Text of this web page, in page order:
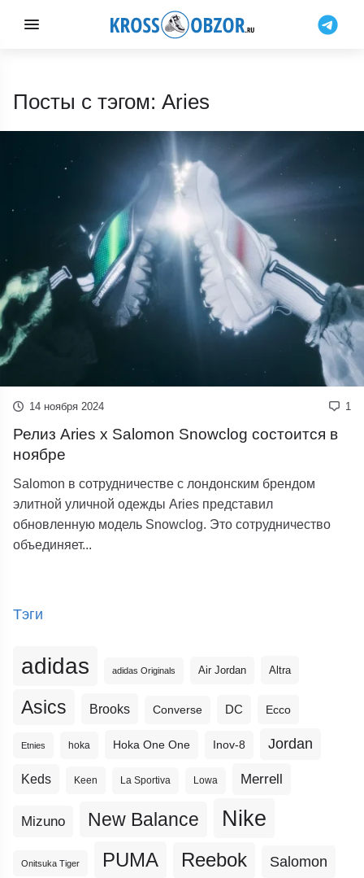
Посты с тэгом: Aries
14 ноября 2024 1
Релиз Aries x Salomon Snowclog состоится в
ноябре
Salomon в сотрудничестве с лондонским брендом
элитной уличной одежды Aries представил
обновленную модель Snowclog. Это сотрудничество
объединяет...
Тэги
adidas adidas Originals Air Jordan Altra
Asics Brooks Converse DC Ecco
Etnies hoka Hoka One One Inov-8 Jordan
Keds Keen La Sportiva Lowa Merrell
Mizuno New Balance Nike
Onitsuka Tiger PUMA Reebok Salomon